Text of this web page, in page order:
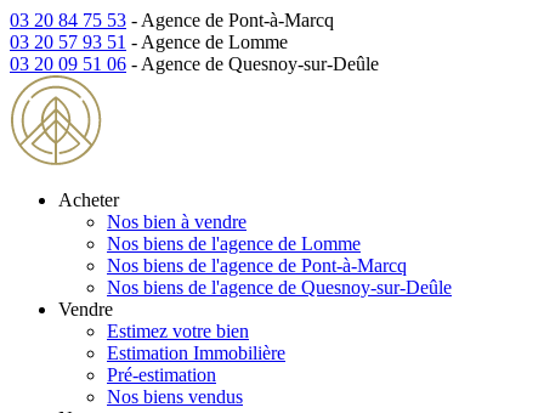
03 20 84 75 53 - Agence de Pont-à-Marcq
03 20 57 93 51 - Agence de Lomme
03 20 09 51 06 - Agence de Quesnoy-sur-Deûle
Acheter
Nos bien à vendre
Nos biens de l'agence de Lomme
Nos biens de l'agence de Pont-à-Marcq
Nos biens de l'agence de Quesnoy-sur-Deûle
Vendre
Estimez votre bien
Estimation Immobilière
Pré-estimation
Nos biens vendus